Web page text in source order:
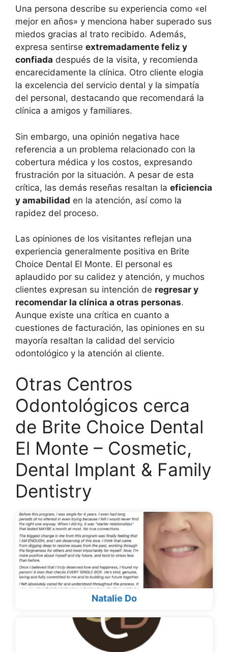
Una persona describe su experiencia como «el
mejor en años» y menciona haber superado sus
miedos gracias al trato recibido. Además,
expresa sentirse extremadamente feliz y
confiada después de la visita, y recomienda
encarecidamente la clínica. Otro cliente elogia
la excelencia del servicio dental y la simpatía
del personal, destacando que recomendará la
clínica a amigos y familiares.
Sin embargo, una opinión negativa hace
referencia a un problema relacionado con la
cobertura médica y los costos, expresando
frustración por la situación. A pesar de esta
crítica, las demás reseñas resaltan la eficiencia
y amabilidad en la atención, así como la
rapidez del proceso.
Las opiniones de los visitantes reflejan una
experiencia generalmente positiva en Brite
Choice Dental El Monte. El personal es
aplaudido por su calidez y atención, y muchos
clientes expresan su intención de regresar y
recomendar la clínica a otras personas.
Aunque existe una crítica en cuanto a
cuestiones de facturación, las opiniones en su
mayoría resaltan la calidad del servicio
odontológico y la atención al cliente.
Otras Centros
Odontológicos cerca
de Brite Choice Dental
El Monte – Cosmetic,
Dental Implant & Family
Dentistry
Natalie Do